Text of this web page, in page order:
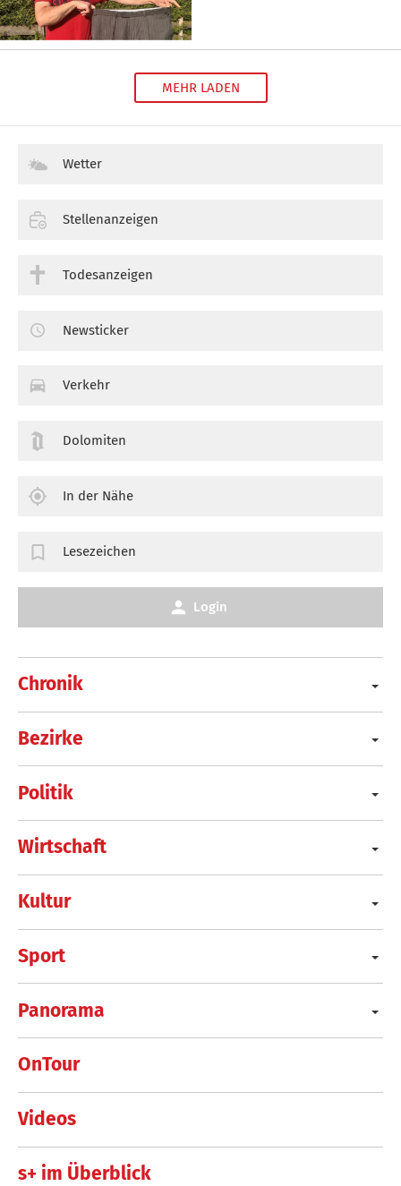
MEHR LADEN
Chronik
Bezirke
Politik
Wirtschaft
Kultur
Sport
Panorama
OnTour
Videos
s+ im Überblick
Wetter
Stellenanzeigen
Todesanzeigen
Newsticker
Verkehr
Dolomiten
In der Nähe
Lesezeichen
Login